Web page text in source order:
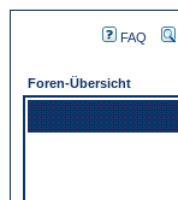
FAQ
Foren-Übersicht